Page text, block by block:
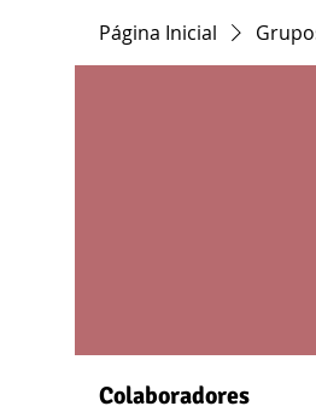
Página Inicial
Colaboradores